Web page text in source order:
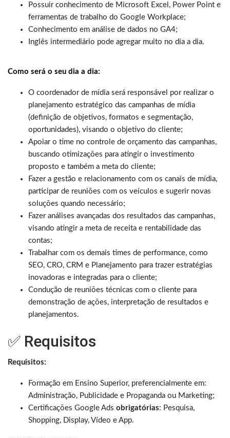
Possuir conhecimento de Microsoft Excel, Power Point e
ferramentas de trabalho do Google Workplace;
Conhecimento em análise de dados no GA4;
Inglês intermediário pode agregar muito no dia a dia.
Como será o seu dia a dia:
O coordenador de mídia será responsável por realizar o
planejamento estratégico das campanhas de mídia
(definição de objetivos, formatos e segmentação,
oportunidades), visando o objetivo do cliente;
Apoiar o time no controle de orçamento das campanhas,
buscando otimizações para atingir o investimento
proposto e também a meta do cliente;
Fazer a gestão e relacionamento com os canais de mídia,
participar de reuniões com os veículos e sugerir novas
soluções quando necessário;
Fazer análises avançadas dos resultados das campanhas,
visando atingir a meta de receita e rentabilidade das
contas;
Trabalhar com os demais times de performance, como
SEO, CRO, CRM e Planejamento para trazer estratégias
inovadoras e integradas para o cliente;
Condução de reuniões técnicas com o cliente para
demonstração de ações, interpretação de resultados e
planejamentos.
✅ Requisitos
Requisitos:
Formação em Ensino Superior, preferencialmente em:
Administração, Publicidade e Propaganda ou Marketing;
Certificações Google Ads obrigatórias: Pesquisa,
Shopping, Display, Vídeo e App.